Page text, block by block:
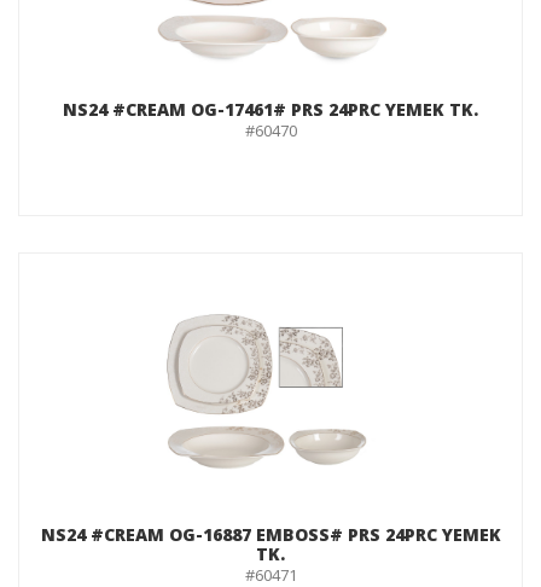
NS24 #CREAM OG-17461# PRS 24PRC YEMEK TK.
#60470
NS24 #CREAM OG-16887 EMBOSS# PRS 24PRC YEMEK
TK.
#60471